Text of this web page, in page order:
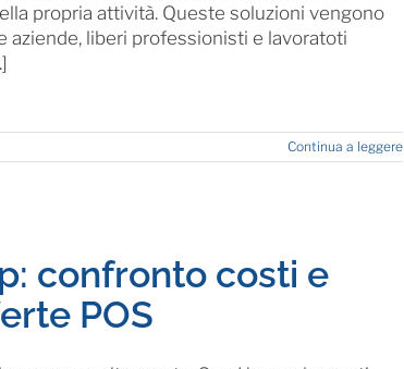
propria attività. Queste soluzioni vengono
aziende, liberi professionisti e lavoratoti
Continua a leggere
confronto costi e
POS